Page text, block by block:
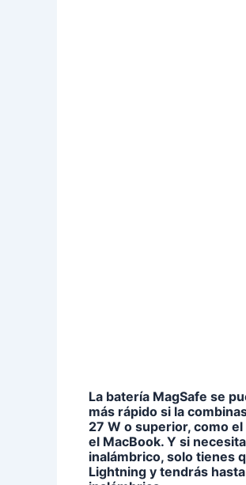
La batería MagSafe se
más rápido si la
27 W o superior, como
el MacBook. Y si
inalámbrico, solo tienes
Lightning y tendrás